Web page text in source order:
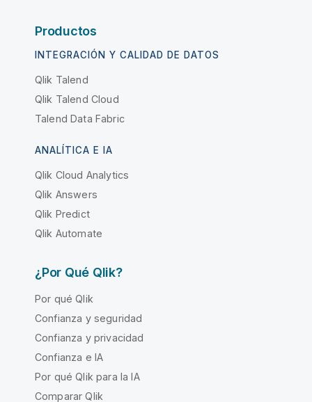
Productos
INTEGRACIÓN Y CALIDAD DE DATOS
Qlik Talend
Qlik Talend Cloud
Talend Data Fabric
ANALÍTICA E IA
Qlik Cloud Analytics
Qlik Answers
Qlik Predict
Qlik Automate
¿Por Qué Qlik?
Por qué Qlik
Confianza y seguridad
Confianza y privacidad
Confianza e IA
Por qué Qlik para la IA
Comparar Qlik